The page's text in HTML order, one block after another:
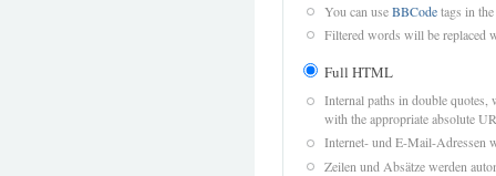
You can useBBCodetags in
Filtered words will be replaced
Full HTML
Internal paths in double quotes,
with the appropriate absolute
Internet- und E-Mail-Adressen
Zeilen und Absätze werden